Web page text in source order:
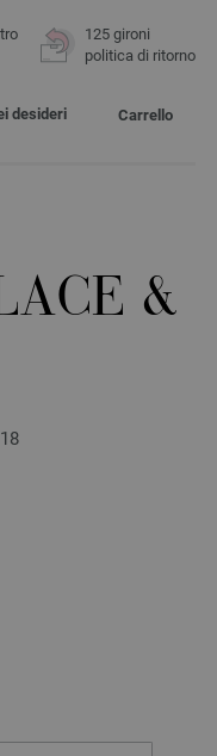
125 gironi
politica di ritorno
desideri Carrello
&